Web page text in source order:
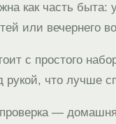
как часть быта:
или вечернего
с простого
рукой, что лучше
—